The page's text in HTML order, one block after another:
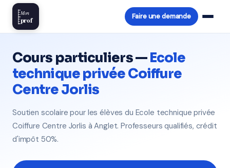
Mon
prof Faire une demande
Cours particuliers —Ecole
technique privée Coiffure
Centre Jorlis
Soutien scolaire pour les élèves du Ecole technique privée
Coiffure Centre Jorlis à Anglet. Professeurs qualifiés, crédit
d'impôt 50%.